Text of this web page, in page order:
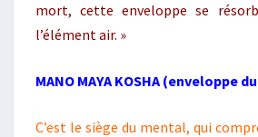
mort, cette enveloppe se
l’élément air. »
MANO MAYA KOSHA(enveloppe
C’est le siège du mental, qui